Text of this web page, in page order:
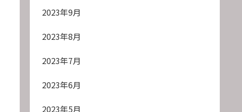
2023年9月
2023年8月
2023年7月
2023年6月
2023年5月